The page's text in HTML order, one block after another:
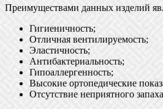
Преимуществами данных изделий
Гигиеничность;
Отличная вентилируемость;
Эластичность;
Антибактериальность;
Гипоаллергенность;
Высокие ортопедические
Отсутствие неприятного